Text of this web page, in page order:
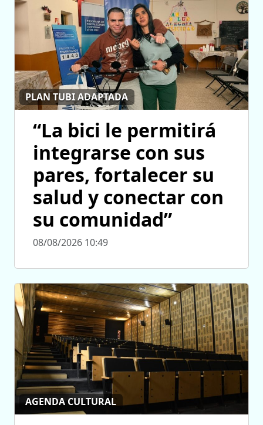
PLAN TUBI ADAPTADA
“La bici le permitirá
integrarse con sus
pares, fortalecer su
salud y conectar con
su comunidad”
08/08/2026 10:49
AGENDA CULTURAL